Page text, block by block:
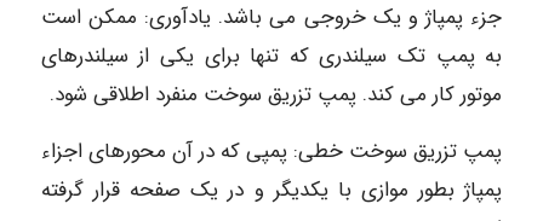
جزء پمپاژ و یک خروجی می باشد. یادآوری: ممکن است
به پمپ تک سیلندری که تنها برای یکی از سیلندرهای
موتور کار می کند. پمپ تزریق سوخت منفرد اطلاقی شود.
پمپ تزریق سوخت خطی: پمپی که در آن محورهای اجزاء
پمپاژ بطور موازی با یکدیگر و در یک صفحه قرار گرفته